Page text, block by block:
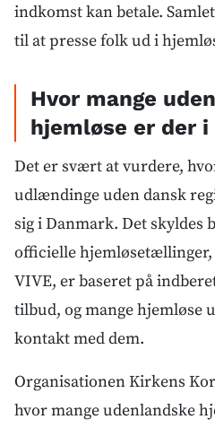
indkomst kan betale.
til at presse folk ud i
Hvor mange
hjemløse er der i
Det er svært at vurdere,
udlændinge uden dansk
sig i Danmark. Det skyldes
officielle hjemløsetællinger,
VIVE, er baseret på
tilbud, og mange hjemløse
kontakt med dem.
Organisationen Kirkens
hvor mange udenlandske